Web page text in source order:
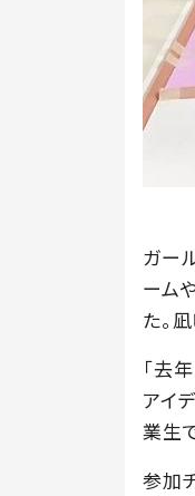
ガー
ーム
た。
「去
アイ
業生
参加